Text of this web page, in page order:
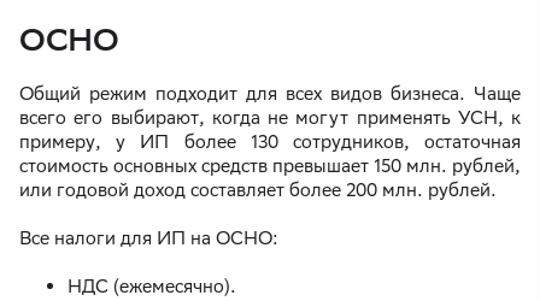
ОСНО
Общий режим подходит для всех видов бизнеса. Чаще
всего его выбирают, когда не могут применять УСН, к
примеру, у ИП более 130 сотрудников, остаточная
стоимость основных средств превышает 150 млн. рублей,
или годовой доход составляет более 200 млн. рублей.
Все налоги для ИП на ОСНО:
НДС (ежемесячно).